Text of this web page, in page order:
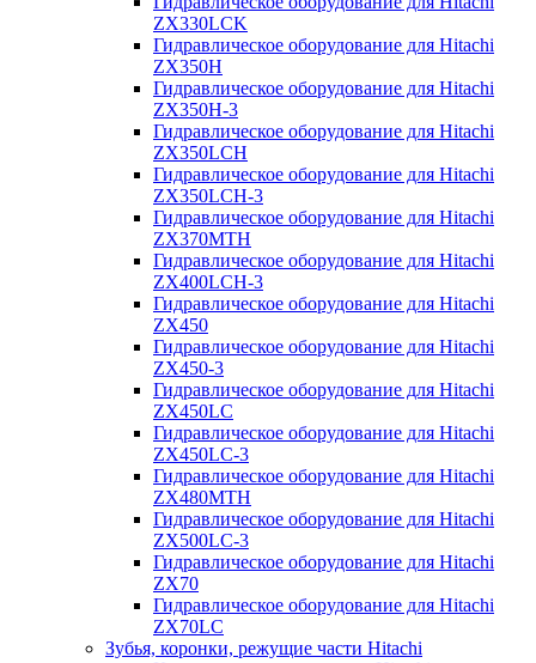
ZX330LCK
Гидравлическое оборудование для Hitachi
ZX350H
Гидравлическое оборудование для Hitachi
ZX350H-3
Гидравлическое оборудование для Hitachi
ZX350LCH
Гидравлическое оборудование для Hitachi
ZX350LCH-3
Гидравлическое оборудование для Hitachi
ZX370MTH
Гидравлическое оборудование для Hitachi
ZX400LCH-3
Гидравлическое оборудование для Hitachi
ZX450
Гидравлическое оборудование для Hitachi
ZX450-3
Гидравлическое оборудование для Hitachi
ZX450LC
Гидравлическое оборудование для Hitachi
ZX450LC-3
Гидравлическое оборудование для Hitachi
ZX480MTH
Гидравлическое оборудование для Hitachi
ZX500LC-3
Гидравлическое оборудование для Hitachi
ZX70
Гидравлическое оборудование для Hitachi
ZX70LC
Зубья, коронки, режущие части Hitachi